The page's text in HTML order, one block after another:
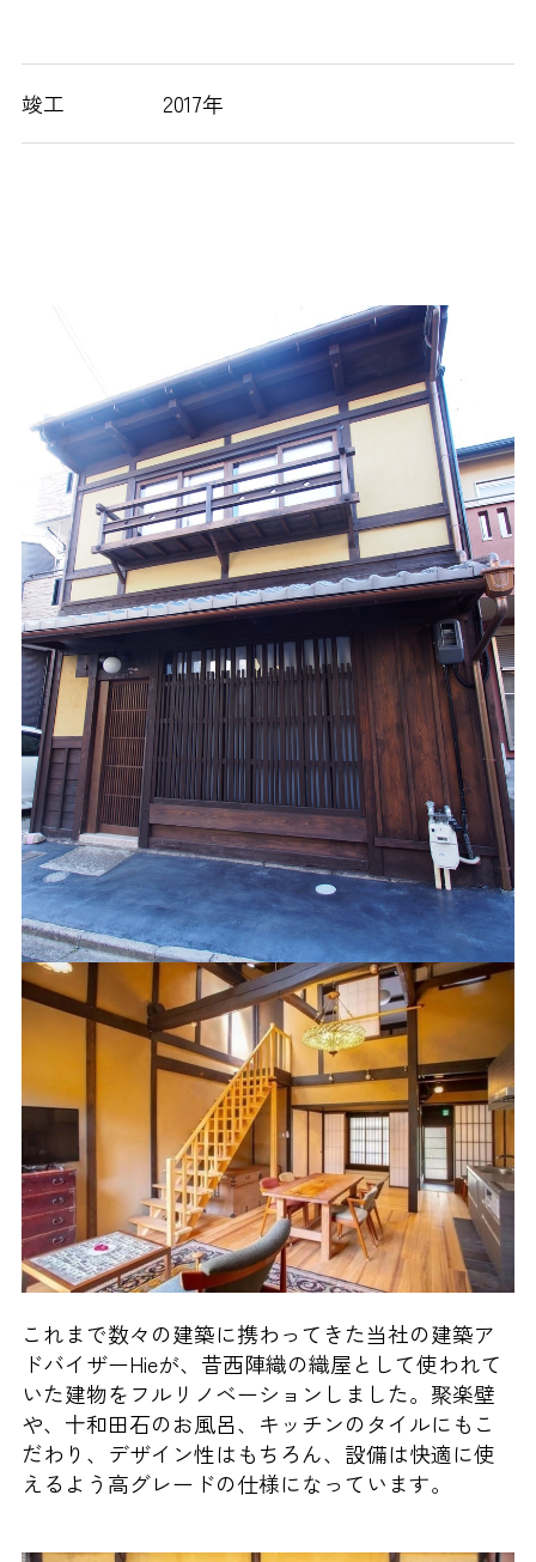
竣工 2017年
これまで数々の建築に携わってきた当社の建築ア
ドバイザーHieが、昔西陣織の織屋として使われて
いた建物をフルリノベーションしました。聚楽壁
や、十和田石のお風呂、キッチンのタイルにもこ
だわり、デザイン性はもちろん、設備は快適に使
えるよう高グレードの仕様になっています。